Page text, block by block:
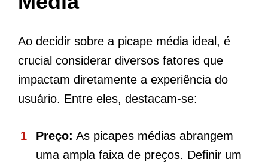
Ao decidir sobre a picape média ideal, é
crucial considerar diversos fatores que
impactam diretamente a experiência do
usuário. Entre eles, destacam-se:
Preço: As picapes médias abrangem
uma ampla faixa de preços. Definir um